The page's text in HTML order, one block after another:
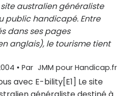
australien généraliste
public handicapé. Entre
dans ses pages
anglais), le tourisme tient
• Par JMM pour Handicap.fr
avec E-bility[E1] Le site